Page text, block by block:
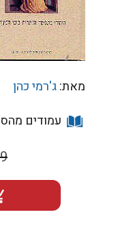
מאת:ג'רמי כהן
עמודים